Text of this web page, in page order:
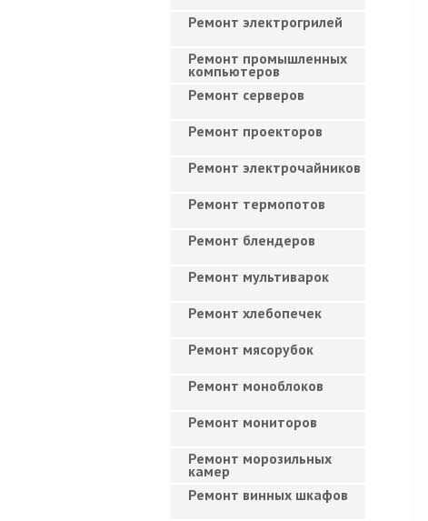
Ремонт электрогрилей
Ремонт промышленных
компьютеров
Ремонт серверов
Ремонт проекторов
Ремонт электрочайников
Ремонт термопотов
Ремонт блендеров
Ремонт мультиварок
Ремонт хлебопечек
Ремонт мясорубок
Ремонт моноблоков
Ремонт мониторов
Ремонт морозильных
камер
Ремонт винных шкафов